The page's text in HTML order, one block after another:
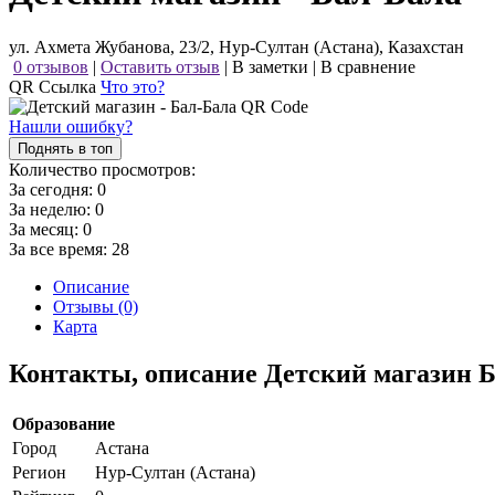
ул. Ахмета Жубанова, 23/2, Нур-Султан (Астана), Казахстан
0 отзывов | Оставить отзыв | В заметки | В сравнение
QR Ссылка Что это?
Нашли ошибку?
Поднять в топ
Количество просмотров:
За сегодня: 0
За неделю: 0
За месяц: 0
За все время: 28
Описание
Отзывы (0)
Карта
Контакты, описание Детский магазин
Образование
Город
Астана
Регион
Нур-Султан (Астана)